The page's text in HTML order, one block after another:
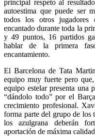
principal respeto al
autoestima que puede ser
todos los otros
encantado durante toda la
y 49 puntos, 16 partidos
hablar de la primera
encantamiento.
El Barcelona de Tata
equipo muy fuerte pero
equipo estelar presenta una
“dándolo todo” por el
crecimiento profesional.
forma parte del grupo de los
los azulgrana deberán
aportación de máxima